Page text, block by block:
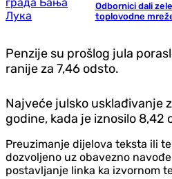
Odbornici dali
toplovodne
Penzije su prošlog jula
ranije za 7,46 odsto.
Najveće julsko usklađivanje
godine, kada je iznosilo 8,42
Preuzimanje dijelova teksta ili
dozvoljeno uz obavezno
postavljanje linka ka izvornom